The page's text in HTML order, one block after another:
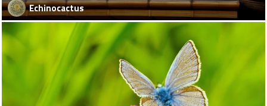
Echinocactus